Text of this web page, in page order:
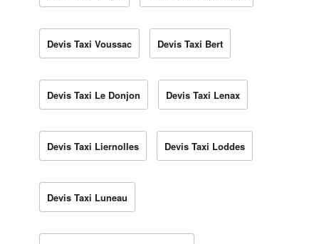
Devis Taxi Voussac Devis Taxi Bert
Devis Taxi Le Donjon Devis Taxi Lenax
Devis Taxi Liernolles Devis Taxi Loddes
Devis Taxi Luneau